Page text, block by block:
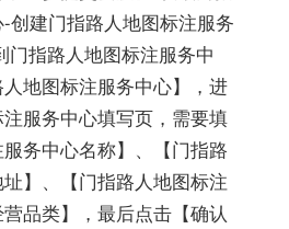
创建门指路人地图标注服务
门指路人地图标注服务中
地图标注服务中心】，进
服务中心填写页，需要填
务中心名称】、【门指路
】、【门指路人地图标注
品类】，最后点击【确认